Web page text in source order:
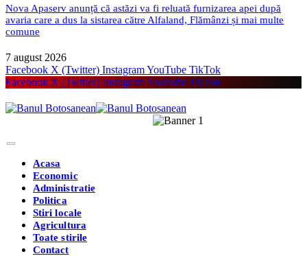
Nova Apaserv anunță că astăzi va fi reluată furnizarea apei după
avaria care a dus la sistarea către Alfaland, Flămânzi și mai multe
comune
7 august 2026
Facebook X (Twitter) InstagramYouTube TikTok
Facebook X (Twitter) InstagramYouTube TikTok
Acasa
Economic
Administratie
Politica
Stiri locale
Agricultura
Toate stirile
Contact